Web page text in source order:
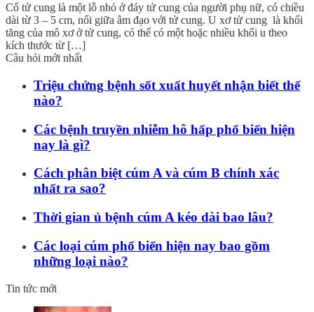
Cổ tử cung là một lỗ nhỏ ở đáy tử cung của người phụ nữ, có chiều
dài từ 3 – 5 cm, nối giữa âm đạo với tử cung. U xơ tử cung là khối
tăng của mô xơ ở tử cung, có thể có một hoặc nhiều khối u theo
kích thước từ […]
Câu hỏi mới nhất
Triệu chứng bệnh sốt xuất huyết nhận biết thế
nào?
Các bệnh truyền nhiễm hô hấp phổ biến hiện
nay là gì?
Cách phân biệt cúm A và cúm B chính xác
nhất ra sao?
Thời gian ủ bệnh cúm A kéo dài bao lâu?
Các loại cúm phổ biến hiện nay bao gồm
những loại nào?
Tin tức mới